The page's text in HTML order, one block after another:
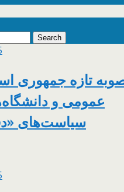
تازه جمهوری
عمومی و
سیاست‌های